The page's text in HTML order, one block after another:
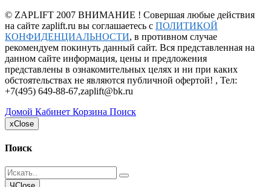
© ZAPLIFT 2007 ВНИМАНИЕ ! Совершая любые действия
на сайте zaplift.ru вы соглашаетесь с ПОЛИТИКОЙ
КОНФИДЕНЦИАЛЬНОСТИ, в противном случае
рекомендуем покинуть данный сайт. Вся представленная на
данном сайте информация, цены и предложения
представлены в ознакомительных целях и ни при каких
обстоятельствах не являются публичной офертой! , Тел:
+7(495) 649-88-67,zaplift@bk.ru
Домой Кабинет Корзина Поиск
xClose
Поиск